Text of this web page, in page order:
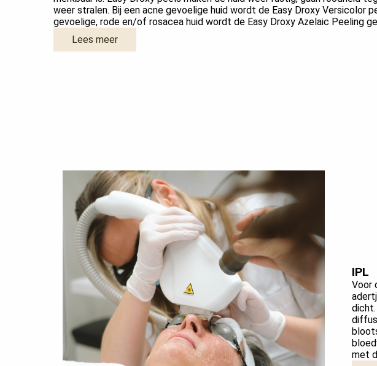
weer stralen. Bij een acne gevoelige huid wordt de Easy Droxy Versicolor
gevoelige, rode en/of rosacea huid wordt de Easy Droxy Azelaic Peeling
Lees meer
IPL
Voor
met